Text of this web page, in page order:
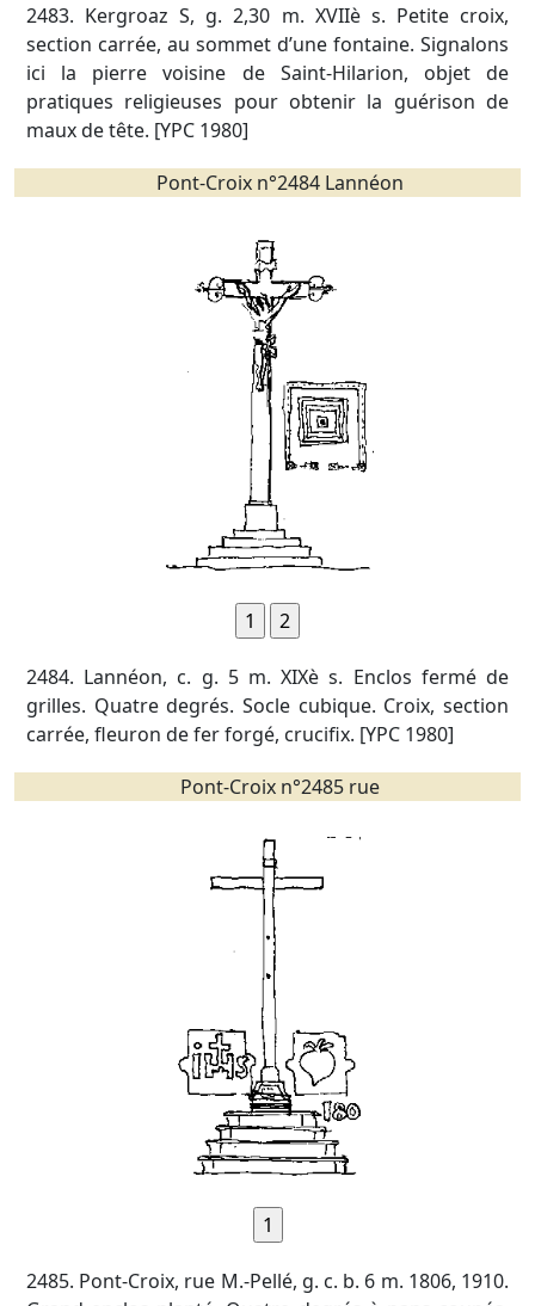
2483. Kergroaz S, g. 2,30 m. XVIIè s. Petite croix,
section carrée, au sommet d’une fontaine. Signalons
ici la pierre voisine de Saint-Hilarion, objet de
pratiques religieuses pour obtenir la guérison de
maux de tête. [YPC 1980]
Pont-Croix n°2484 Lannéon
2484. Lannéon, c. g. 5 m. XIXè s. Enclos fermé de
grilles. Quatre degrés. Socle cubique. Croix, section
carrée, fleuron de fer forgé, crucifix. [YPC 1980]
Pont-Croix n°2485 rue
2485. Pont-Croix, rue M.-Pellé, g. c. b. 6 m. 1806, 1910.